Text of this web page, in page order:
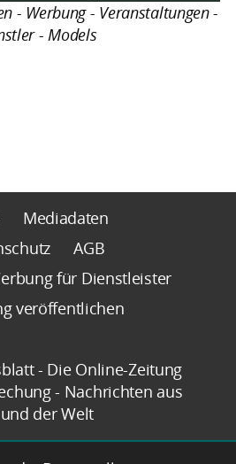
- Werbung - Veranstaltungen -
- Models
Mediadaten
AGB
für Dienstleister
veröffentlichen
- Die Online-Zeitung
- Nachrichten aus
der Welt